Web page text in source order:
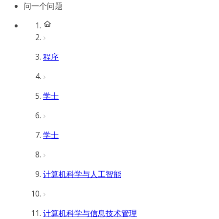
问一个问题
程序
学士
学士
计算机科学与人工智能
计算机科学与信息技术管理